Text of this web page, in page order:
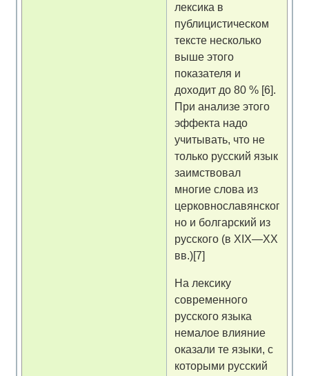
лексика в
публицистическом
тексте несколько
выше этого
показателя и
доходит до 80 % [6].
При анализе этого
эффекта надо
учитывать, что не
только русский язык
заимствовал
многие слова из
церковнославянского,
но и болгарский из
русского (в XIX—XX
вв.)[7]
На лексику
современного
русского языка
немалое влияние
оказали те языки, с
которыми русский